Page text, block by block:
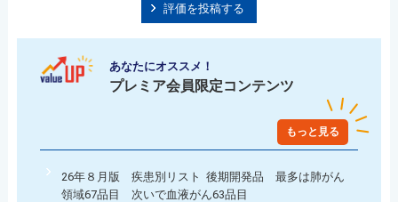
評価を投稿する
あなたにオススメ！
プレミア会員限定コンテンツ
もっと見る
26年８月版 疾患別リスト 後期開発品 最多は肺がん
領域67品目 次いで血液がん63品目